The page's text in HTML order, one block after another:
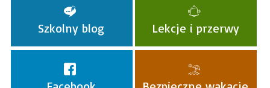
Szkolny blog Lekcje i przerwy